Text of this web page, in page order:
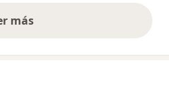
más
opiniones anteriores